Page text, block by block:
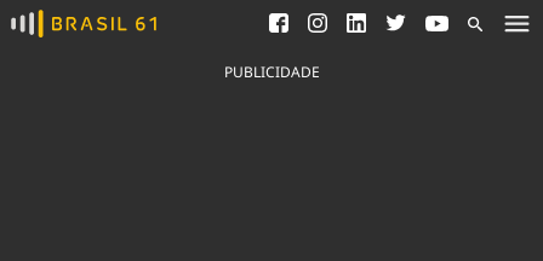
Ver todas as notícias
Saneamento
Indicadores
PUBLICIDADE